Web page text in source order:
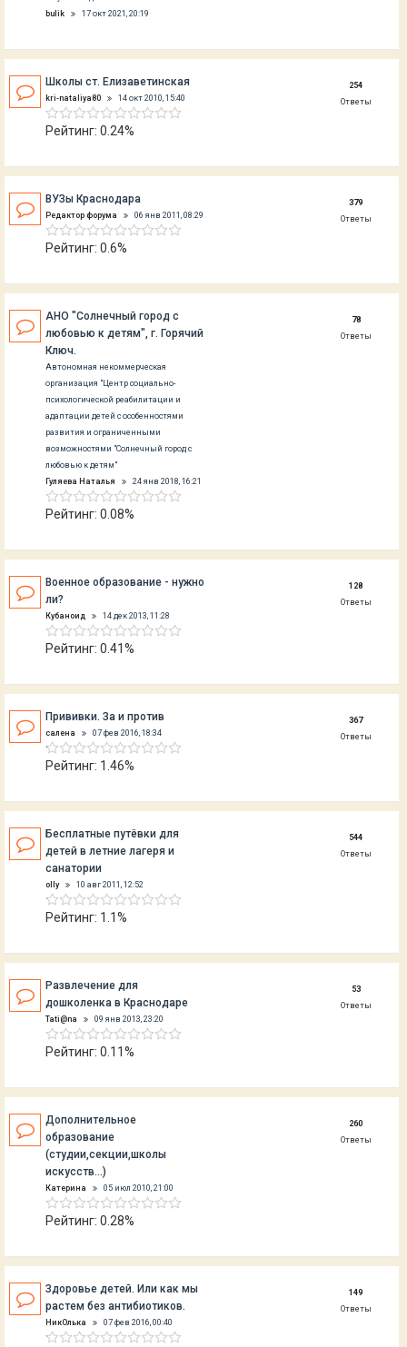
bulik
17 окт 2021, 20:19
Школы ст. Елизаветинская
kri-nataliya80 14 окт 2010, 15:40
Рейтинг: 0.24%
254
Ответы
ВУЗы Краснодара
Редактор форума 06 янв 2011, 08:29
Рейтинг: 0.6%
379
Ответы
АНО "Солнечный город с
любовью к детям", г. Горячий
Ключ.
Автономная некоммерческая
организация "Центр социально-
психологической реабилитации и
адаптации детей с особенностями
развития и ограниченными
возможностями "Солнечный город с
любовью к детям"
Гуляева Наталья
24 янв 2018, 16:21
Рейтинг: 0.08%
78
Ответы
Военное образование - нужно
ли?
Кубаноид 14 дек 2013, 11:28
Рейтинг: 0.41%
128
Ответы
Прививки. За и против
салена 07 фев 2016, 18:34
Рейтинг: 1.46%
367
Ответы
Бесплатные путёвки для
детей в летние лагеря и
санатории
olly 10 авг 2011, 12:52
Рейтинг: 1.1%
544
Ответы
Развлечение для
дошколенка в Краснодаре
Tati@na 09 янв 2013, 23:20
Рейтинг: 0.11%
53
Ответы
Дополнительное
образование
(студии,секции,школы
искусств...)
Катерина 05 июл 2010, 21:00
Рейтинг: 0.28%
260
Ответы
Здоровье детей. Или как мы
растем без антибиотиков.
НикОлька 07 фев 2016, 00:40
149
Ответы